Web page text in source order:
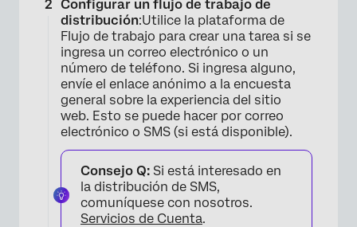
Configurar un flujo de trabajo de
distribución:Utilice la plataforma de
Flujo de trabajo para crear una tarea si se
ingresa un correo electrónico o un
número de teléfono. Si ingresa alguno,
envíe el enlace anónimo a la encuesta
general sobre la experiencia del sitio
web. Esto se puede hacer por correo
electrónico o SMS (si está disponible).
Consejo Q: Si está interesado en
la distribución de SMS,
comuníquese con nosotros.
Servicios de Cuenta.